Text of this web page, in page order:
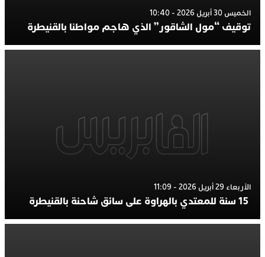
الخميس 30 أبريل 2026 - 10:40
توقيف “مول الشاقور” الذي هاجم مواطنا بالقنيطرة
الأربعاء 29 أبريل 2026 - 11:09